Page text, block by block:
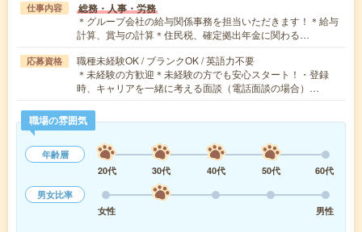
仕事内容 総務・人事・労務
＊グループ会社の給与関係事務を担当いただきます！＊給与
計算、賞与の計算＊住民税、確定拠出年金に関わる…
応募資格
職種未経験OK / ブランクOK / 英語力不要
＊未経験の方歓迎＊未経験の方でも安心スタート！・登録
時、キャリアを一緒に考える面談（電話面談の場合）…
職場の雰囲気
年齢層
20代
30代 40代 50代
60代
男女比率
女性
男性